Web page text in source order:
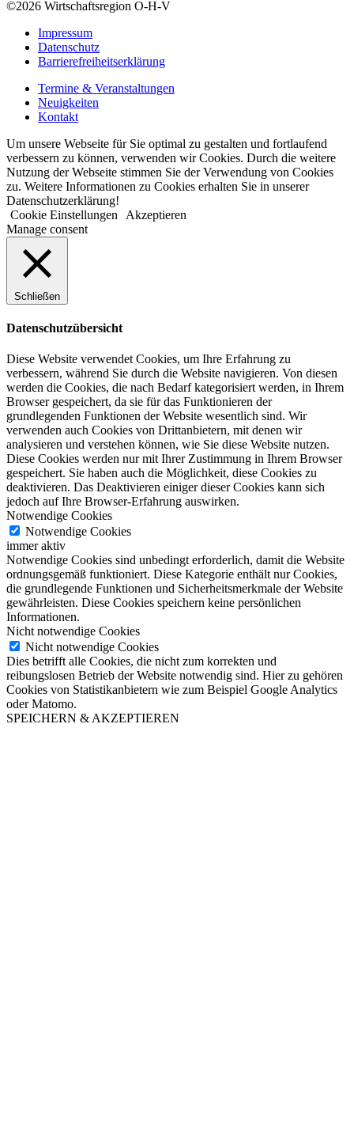
©2026 Wirtschaftsregion O-H-V
Impressum
Datenschutz
Barrierefreiheitserklärung
Termine & Veranstaltungen
Neuigkeiten
Kontakt
Um unsere Webseite für Sie optimal zu gestalten und fortlaufend
verbessern zu können, verwenden wir Cookies. Durch die weitere
Nutzung der Webseite stimmen Sie der Verwendung von Cookies
zu. Weitere Informationen zu Cookies erhalten Sie in unserer
Datenschutzerklärung!
Cookie Einstellungen
Akzeptieren
Manage consent
Schließen
Datenschutzübersicht
Diese Website verwendet Cookies, um Ihre Erfahrung zu
verbessern, während Sie durch die Website navigieren. Von diesen
werden die Cookies, die nach Bedarf kategorisiert werden, in Ihrem
Browser gespeichert, da sie für das Funktionieren der
grundlegenden Funktionen der Website wesentlich sind. Wir
verwenden auch Cookies von Drittanbietern, mit denen wir
analysieren und verstehen können, wie Sie diese Website nutzen.
Diese Cookies werden nur mit Ihrer Zustimmung in Ihrem Browser
gespeichert. Sie haben auch die Möglichkeit, diese Cookies zu
deaktivieren. Das Deaktivieren einiger dieser Cookies kann sich
jedoch auf Ihre Browser-Erfahrung auswirken.
Notwendige Cookies
Notwendige Cookies
immer aktiv
Notwendige Cookies sind unbedingt erforderlich, damit die Website
ordnungsgemäß funktioniert. Diese Kategorie enthält nur Cookies,
die grundlegende Funktionen und Sicherheitsmerkmale der Website
gewährleisten. Diese Cookies speichern keine persönlichen
Informationen.
Nicht notwendige Cookies
Nicht notwendige Cookies
Dies betrifft alle Cookies, die nicht zum korrekten und
reibungslosen Betrieb der Website notwendig sind. Hier zu gehören
Cookies von Statistikanbietern wie zum Beispiel Google Analytics
oder Matomo.
SPEICHERN & AKZEPTIEREN